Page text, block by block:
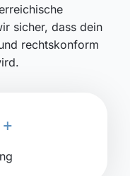
sicher, dass dein
rechtskonform
+